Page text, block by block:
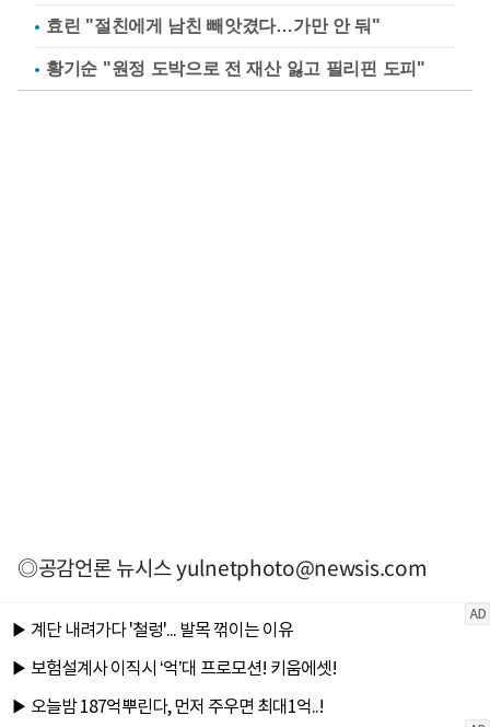
효린 "절친에게 남친 빼앗겼다…가만 안 둬"
황기순 "원정 도박으로 전 재산 잃고 필리핀 도피"
◎공감언론 뉴시스yulnetphoto@newsis.com